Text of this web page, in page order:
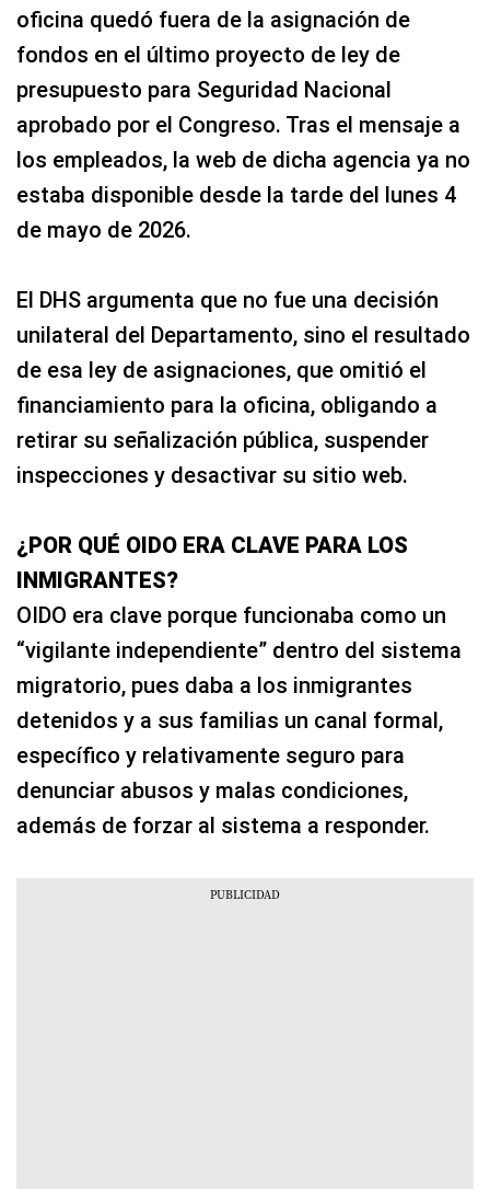
oficina quedó fuera de la asignación de
fondos en el último proyecto de ley de
presupuesto para Seguridad Nacional
aprobado por el Congreso. Tras el mensaje a
los empleados, la web de dicha agencia ya no
estaba disponible desde la tarde del lunes 4
de mayo de 2026.
El DHS argumenta que no fue una decisión
unilateral del Departamento, sino el resultado
de esa ley de asignaciones, que omitió el
financiamiento para la oficina, obligando a
retirar su señalización pública, suspender
inspecciones y desactivar su sitio web.
¿POR QUÉ OIDO ERA CLAVE PARA LOS
INMIGRANTES?
OIDO era clave porque funcionaba como un
“vigilante independiente” dentro del sistema
migratorio, pues daba a los inmigrantes
detenidos y a sus familias un canal formal,
específico y relativamente seguro para
denunciar abusos y malas condiciones,
además de forzar al sistema a responder.